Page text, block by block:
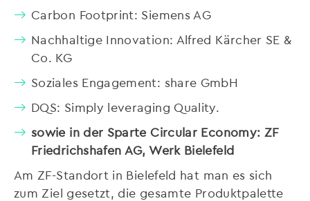
Carbon Footprint: Siemens AG
Nachhaltige Innovation: Alfred Kärcher SE &
Co. KG
Soziales Engagement: share GmbH
DQS: Simply leveraging Quality.
sowie in der Sparte Circular Economy: ZF
Friedrichshafen AG, Werk Bielefeld
Am ZF-Standort in Bielefeld hat man es sich
zum Ziel gesetzt, die gesamte Produktpalette